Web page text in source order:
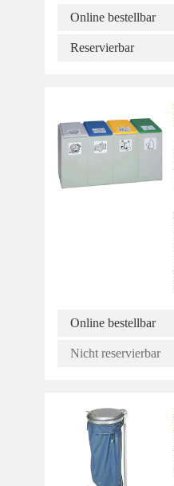
Online bestellbar
Reservierbar
Online bestellbar
Nicht reservierbar